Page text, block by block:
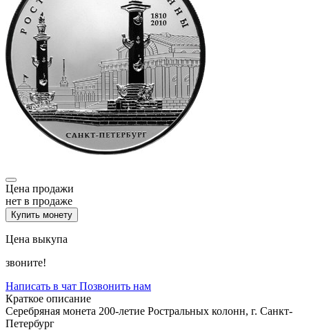
Цена продажи
нет в продаже
Купить монету
Цена выкупа
звоните!
Написать в чат Позвонить нам
Краткое описание
Серебряная монета 200-летие Ростральных колонн, г. Санкт-
Петербург